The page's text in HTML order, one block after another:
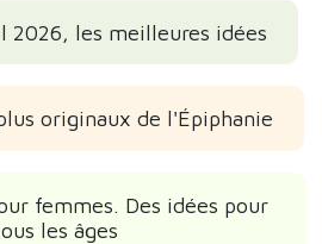
2026, les meilleures idées
originaux de l'Épiphanie
femmes. Des idées pour
les âges